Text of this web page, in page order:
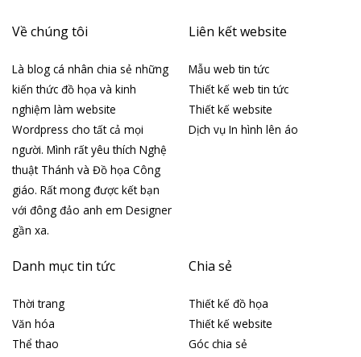
Về chúng tôi
Là blog cá nhân chia sẻ những
kiến thức đồ họa và kinh
nghiệm làm website
Wordpress cho tất cả mọi
người. Mình rất yêu thích Nghệ
thuật Thánh và Đồ họa Công
giáo. Rất mong được kết bạn
với đông đảo anh em Designer
gần xa.
Liên kết website
Mẫu web tin tức
Thiết kế web tin tức
Thiết kế website
Dịch vụ In hình lên áo
Danh mục tin tức
Thời trang
Văn hóa
Thể thao
Chia sẻ
Thiết kế đồ họa
Thiết kế website
Góc chia sẻ